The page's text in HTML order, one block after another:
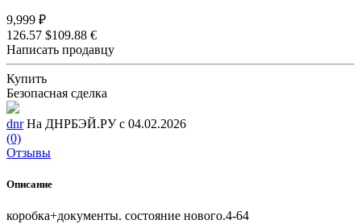
9,999 ₽
126.57 $109.88 €
Написать продавцу
Купить
Безопасная сделка
dnr На ДНРБЭЙ.РУ с 04.02.2026
(0)
Отзывы
Описание
коробка+документы. состояние нового.4-64